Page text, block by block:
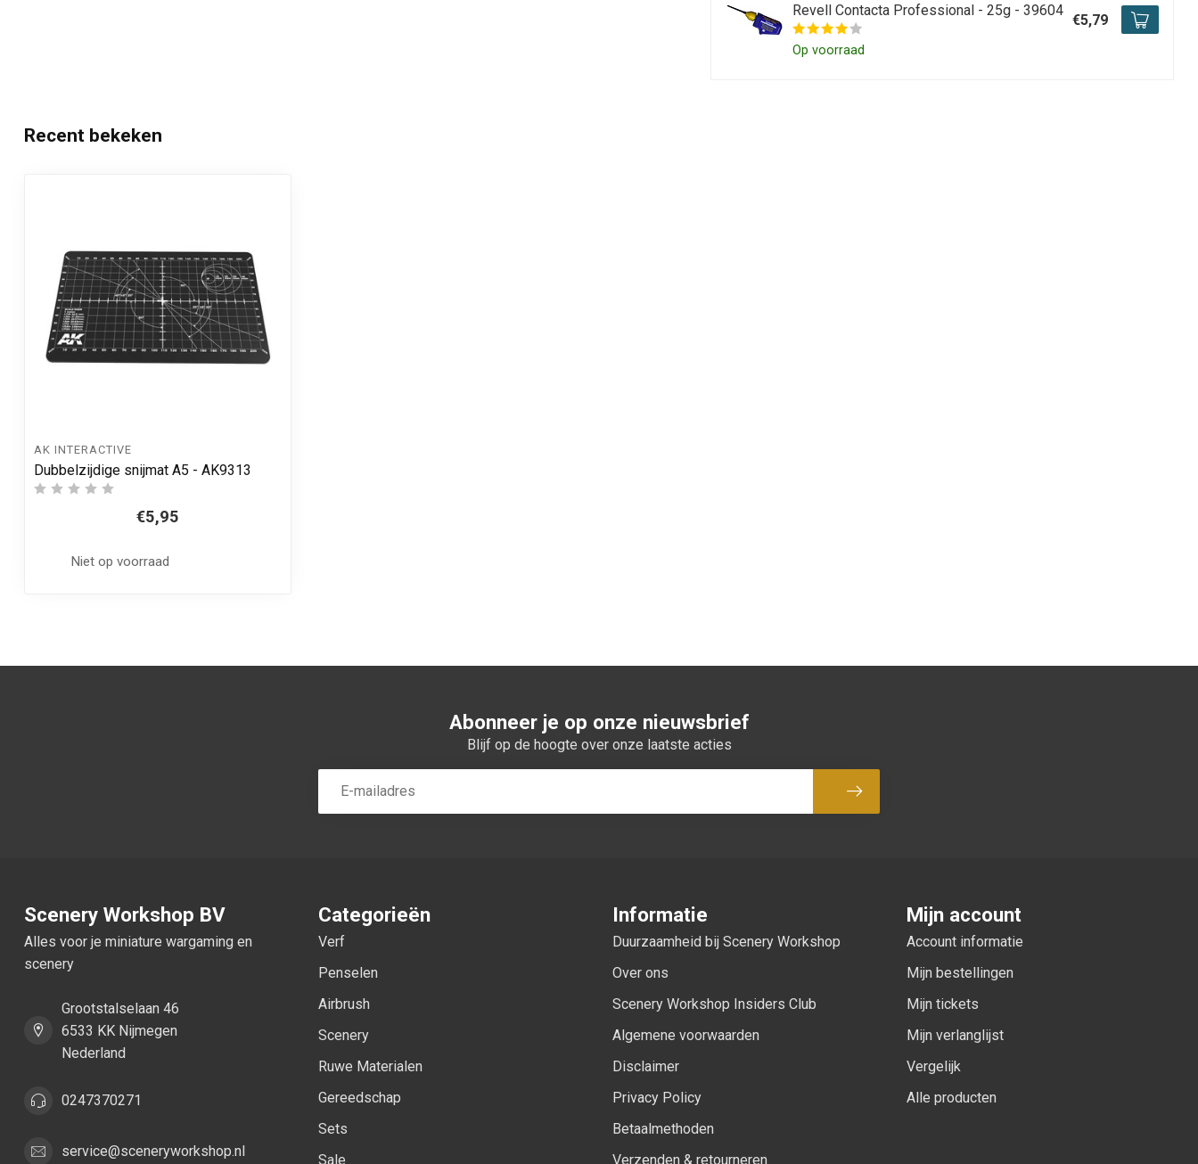
Revell Contacta Professional - 25g - 39604
Op voorraad
€5,79
Recent bekeken
AK INTERACTIVE
Dubbelzijdige snijmat A5 - AK9313
€5,95
Niet op voorraad
Abonneer je op onze nieuwsbrief
Blijf op de hoogte over onze laatste acties
Abonneer
Scenery Workshop BV
Alles voor je miniature wargaming en
scenery
Grootstalselaan 46
6533 KK Nijmegen
Nederland
0247370271
service@sceneryworkshop.nl
Categorieën
Verf
Penselen
Airbrush
Scenery
Ruwe Materialen
Gereedschap
Sets
Sale
Informatie
Duurzaamheid bij Scenery Workshop
Over ons
Scenery Workshop Insiders Club
Algemene voorwaarden
Disclaimer
Privacy Policy
Betaalmethoden
Verzenden & retourneren
Mijn account
Account informatie
Mijn bestellingen
Mijn tickets
Mijn verlanglijst
Vergelijk
Alle producten